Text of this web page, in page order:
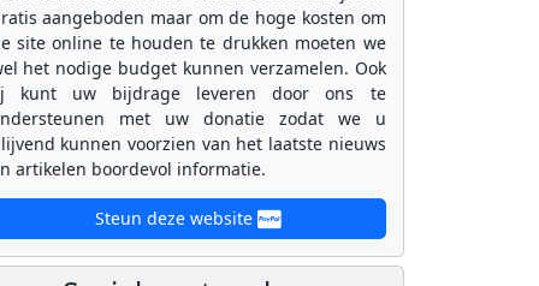
aangeboden maar om de hoge kosten om
site online te houden te drukken moeten we
het nodige budget kunnen verzamelen. Ook
kunt uw bijdrage leveren door ons te
met uw donatie zodat we u
kunnen voorzien van het laatste nieuws
artikelen boordevol informatie.
Steun deze website